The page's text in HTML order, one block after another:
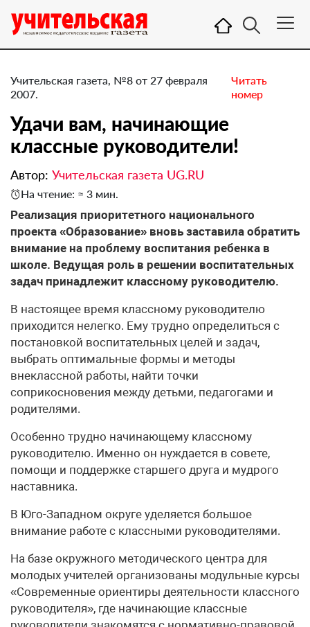
Учительская газета, №8 от 27 февраля
2007.
Читать
номер
Удачи вам, начинающие
классные руководители!
Автор: Учительская газета UG.RU
На чтение: ≈ 3 мин.
Реализация приоритетного национального
проекта «Образование» вновь заставила обратить
внимание на проблему воспитания ребенка в
школе. Ведущая роль в решении воспитательных
задач принадлежит классному руководителю.
В настоящее время классному руководителю
приходится нелегко. Ему трудно определиться с
постановкой воспитательных целей и задач,
выбрать оптимальные формы и методы
внеклассной работы, найти точки
соприкосновения между детьми, педагогами и
родителями.
Особенно трудно начинающему классному
руководителю. Именно он нуждается в совете,
помощи и поддержке старшего друга и мудрого
наставника.
В Юго-Западном округе уделяется большое
внимание работе с классными руководителями.
На базе окружного методического центра для
молодых учителей организованы модульные курсы
«Современные ориентиры деятельности классного
руководителя», где начинающие классные